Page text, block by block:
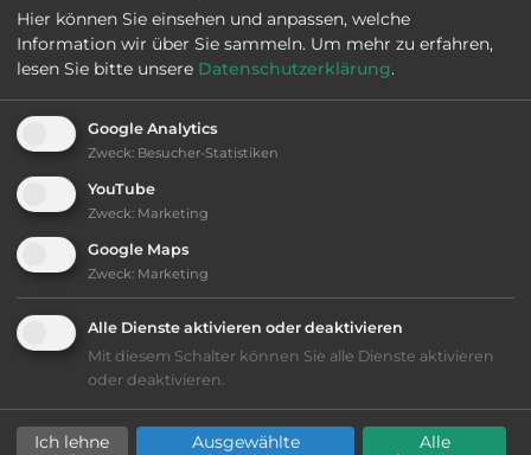
Talsperre Deesbach (3_km), Oberweissbacher
Bergbahn (4_km).
Ausstattung:
Abfahrtslauf
Langlauf
bis 25,- Euro
Lage: schön
Hier können Sie einsehen und anpassen, welche
Information wir über Sie sammeln. Um mehr zu erfahren,
lesen Sie bitte unsere Datenschutzerklärung.
Google Analytics
Zweck: Besucher-Statistiken
YouTube
Zweck: Marketing
Google Maps
Zweck: Marketing
Alle Dienste aktivieren oder deaktivieren
Mit diesem Schalter können Sie alle Dienste aktivieren
oder deaktivieren.
Ich lehne
Ausgewählte
Alle